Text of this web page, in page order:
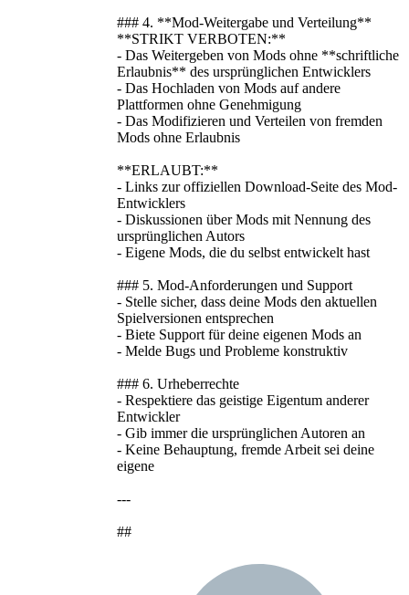
### 4. **Mod-Weitergabe und Verteilung**
**STRIKT VERBOTEN:**
- Das Weitergeben von Mods ohne **schriftliche
Erlaubnis** des ursprünglichen Entwicklers
- Das Hochladen von Mods auf andere
Plattformen ohne Genehmigung
- Das Modifizieren und Verteilen von fremden
Mods ohne Erlaubnis
**ERLAUBT:**
- Links zur offiziellen Download-Seite des Mod-
Entwicklers
- Diskussionen über Mods mit Nennung des
ursprünglichen Autors
- Eigene Mods, die du selbst entwickelt hast
### 5. Mod-Anforderungen und Support
- Stelle sicher, dass deine Mods den aktuellen
Spielversionen entsprechen
- Biete Support für deine eigenen Mods an
- Melde Bugs und Probleme konstruktiv
### 6. Urheberrechte
- Respektiere das geistige Eigentum anderer
Entwickler
- Gib immer die ursprünglichen Autoren an
- Keine Behauptung, fremde Arbeit sei deine
eigene
---
##